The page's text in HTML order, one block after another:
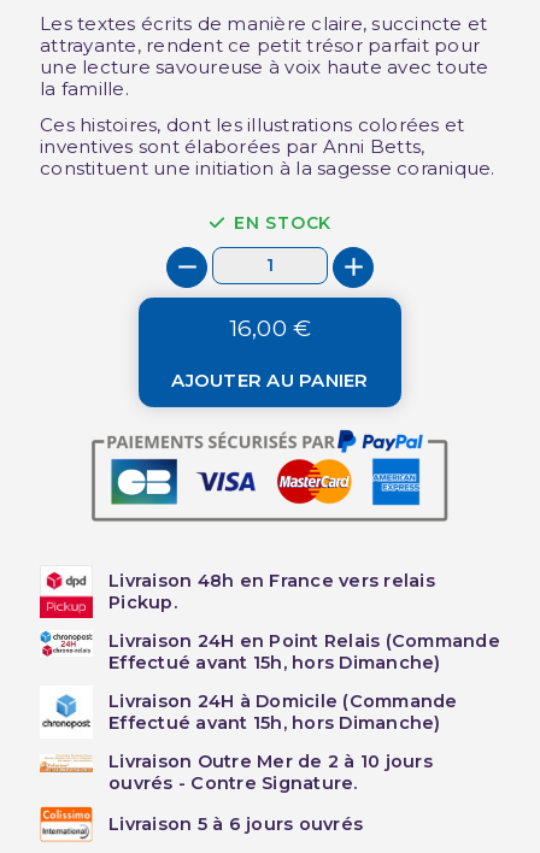
Les textes écrits de manière claire, succincte et
attrayante, rendent ce petit trésor parfait pour
une lecture savoureuse à voix haute avec toute
la famille.
Ces histoires, dont les illustrations colorées et
inventives sont élaborées par Anni Betts,
constituent une initiation à la sagesse coranique.
EN STOCK
16,00 €
AJOUTER AU PANIER
Livraison 48h en France vers relais
Pickup.
Livraison 24H en Point Relais (Commande
Effectué avant 15h, hors Dimanche)
Livraison 24H à Domicile (Commande
Effectué avant 15h, hors Dimanche)
Livraison Outre Mer de 2 à 10 jours
ouvrés - Contre Signature.
Livraison 5 à 6 jours ouvrés